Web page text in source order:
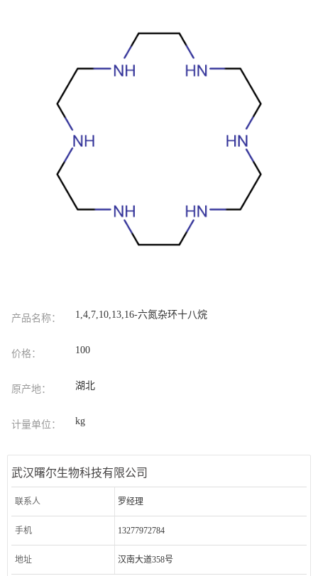
产品名称： 1,4,7,10,13,16-六氮杂环十八烷
价格： 100
原产地： 湖北
计量单位： kg
武汉曙尔生物科技有限公司
联系人 罗经理
手机 13277972784
地址 汉南大道358号